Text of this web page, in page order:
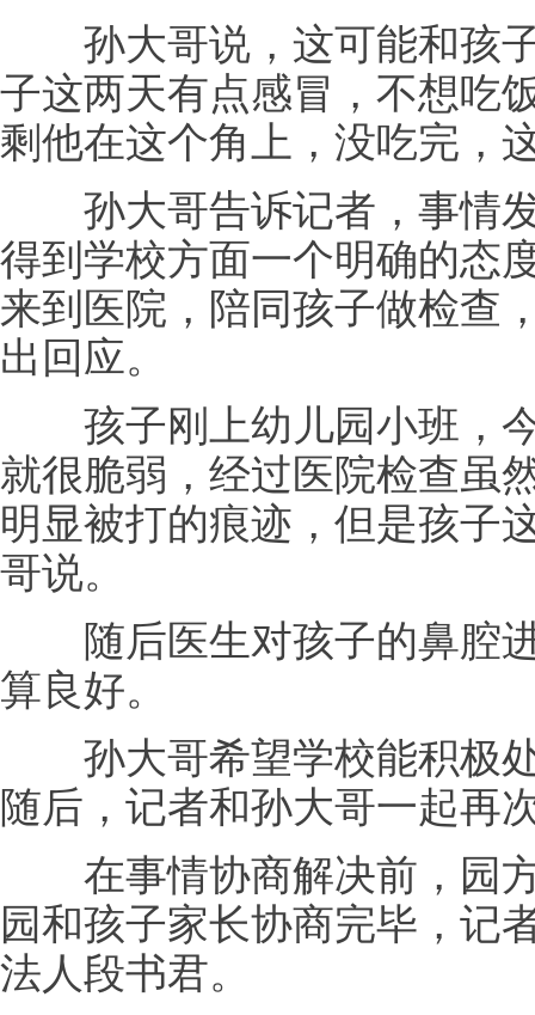
孙大哥说，这可能和孩子
子这两天有点感冒，不想吃
剩他在这个角上，没吃完，
孙大哥告诉记者，事情发
得到学校方面一个明确的态
来到医院，陪同孩子做检查
出回应。
孩子刚上幼儿园小班，今
就很脆弱，经过医院检查虽
明显被打的痕迹，但是孩子
哥说。
随后医生对孩子的鼻腔进
算良好。
孙大哥希望学校能积极处
随后，记者和孙大哥一起再
在事情协商解决前，园方
园和孩子家长协商完毕，记
法人段书君。